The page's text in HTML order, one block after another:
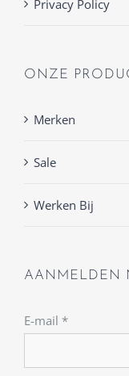
Privacy Policy
ONZE
Merken
Sale
Werken Bij
AANMELDEN
E-mail *